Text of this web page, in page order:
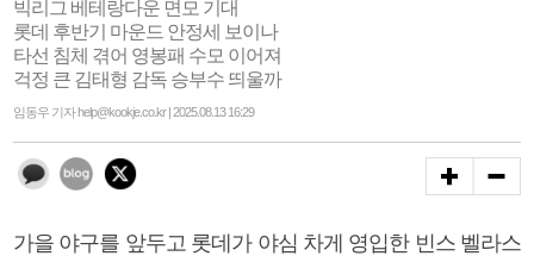
빅리그 베테랑다운 면모 기대
롯데 후반기 마운드 안정세 보이나
타선 침체 겪어 영봉패 수모 이어져
걱정 큰 김태형 감독 승부수 띄울까
임동우 기자 help@kookje.co.kr | 2025.08.13 16:29
가을 야구를 앞두고 롯데가 야심 차게 영입한 빈스 벨라스